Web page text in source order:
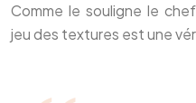
Comme le souligne le
jeu des textures est une